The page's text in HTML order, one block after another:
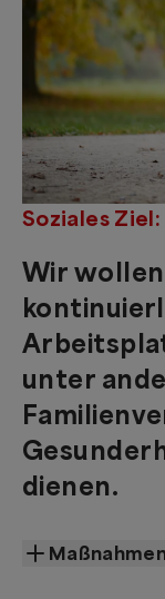
Soziales Ziel:
Wir
unter
dienen.